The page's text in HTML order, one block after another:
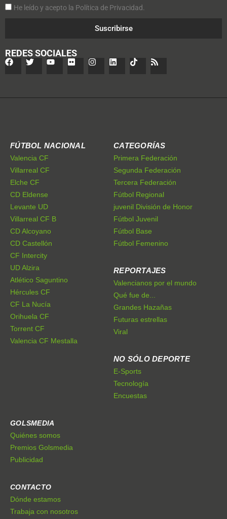
He leído y acepto la Política de Privacidad.
Suscribirse
REDES SOCIALES
FÚTBOL NACIONAL
Valencia CF
Villarreal CF
Elche CF
CD Eldense
Levante UD
Villarreal CF B
CD Alcoyano
CD Castellón
CF Intercity
UD Alzira
Atlético Saguntino
Hércules CF
CF La Nucía
Orihuela CF
Torrent CF
Valencia CF Mestalla
CATEGORÍAS
Primera Federación
Segunda Federación
Tercera Federación
Fútbol Regional
juvenil División de Honor
Fútbol Juvenil
Fútbol Base
Fútbol Femenino
REPORTAJES
Valencianos por el mundo
Qué fue de...
Grandes Hazañas
Futuras estrellas
Viral
NO SÓLO DEPORTE
E-Sports
Tecnología
Encuestas
GOLSMEDIA
Quiénes somos
Premios Golsmedia
Publicidad
CONTACTO
Dónde estamos
Trabaja con nosotros